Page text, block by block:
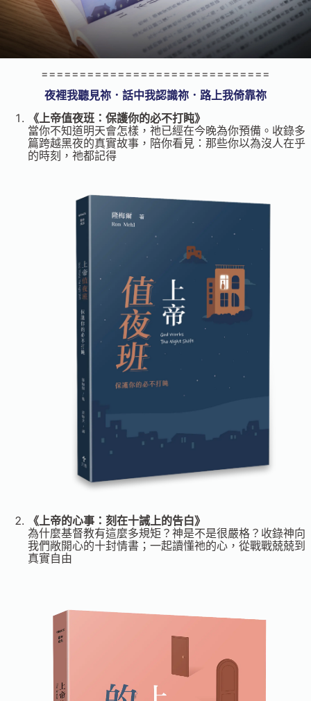
==============================
夜裡我聽見祢．話中我認識祢．路上我倚靠祢
《上帝值夜班：保護你的必不打盹》
當你不知道明天會怎樣，祂已經在今晚為你預備。收錄多
篇跨越黑夜的真實故事，陪你看見：那些你以為沒人在乎
的時刻，祂都記得
《上帝的心事：刻在十誡上的告白》
為什麼基督教有這麼多規矩？神是不是很嚴格？收錄神向
我們敞開心的十封情書；一起讀懂祂的心，從戰戰兢兢到
真實自由